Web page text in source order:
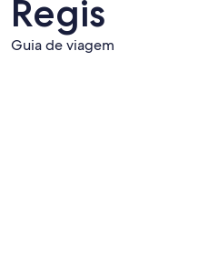
Regis
Guia de viagem